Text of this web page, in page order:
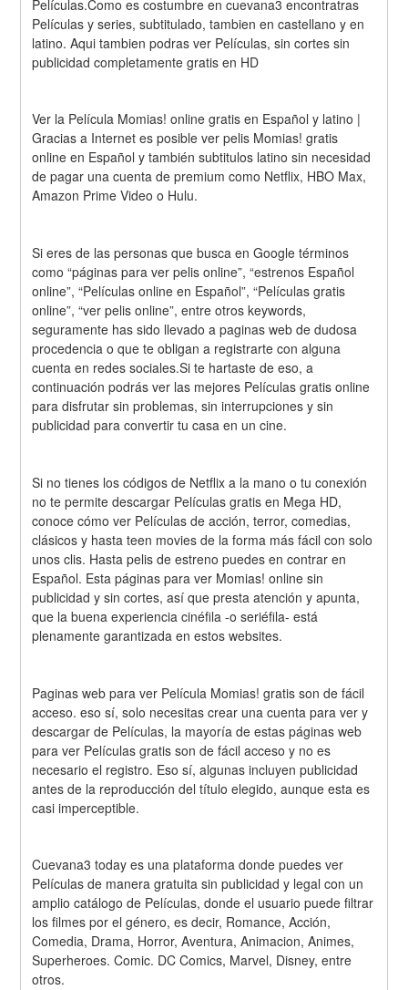
Películas.Como es costumbre en cuevana3 encontratras
Películas y series, subtitulado, tambien en castellano y en
latino. Aqui tambien podras ver Películas, sin cortes sin
publicidad completamente gratis en HD
Ver la Película Momias! online gratis en Español y latino |
Gracias a Internet es posible ver pelis Momias! gratis
online en Español y también subtitulos latino sin necesidad
de pagar una cuenta de premium como Netflix, HBO Max,
Amazon Prime Video o Hulu.
Si eres de las personas que busca en Google términos
como “páginas para ver pelis online”, “estrenos Español
online”, “Películas online en Español”, “Películas gratis
online”, “ver pelis online”, entre otros keywords,
seguramente has sido llevado a paginas web de dudosa
procedencia o que te obligan a registrarte con alguna
cuenta en redes sociales.Si te hartaste de eso, a
continuación podrás ver las mejores Películas gratis online
para disfrutar sin problemas, sin interrupciones y sin
publicidad para convertir tu casa en un cine.
Si no tienes los códigos de Netflix a la mano o tu conexión
no te permite descargar Películas gratis en Mega HD,
conoce cómo ver Películas de acción, terror, comedias,
clásicos y hasta teen movies de la forma más fácil con solo
unos clis. Hasta pelis de estreno puedes en contrar en
Español. Esta páginas para ver Momias! online sin
publicidad y sin cortes, así que presta atención y apunta,
que la buena experiencia cinéfila -o seriéfila- está
plenamente garantizada en estos websites.
Paginas web para ver Película Momias! gratis son de fácil
acceso. eso sí, solo necesitas crear una cuenta para ver y
descargar de Películas, la mayoría de estas páginas web
para ver Películas gratis son de fácil acceso y no es
necesario el registro. Eso sí, algunas incluyen publicidad
antes de la reproducción del título elegido, aunque esta es
casi imperceptible.
Cuevana3 today es una plataforma donde puedes ver
Películas de manera gratuita sin publicidad y legal con un
amplio catálogo de Películas, donde el usuario puede filtrar
los filmes por el género, es decir, Romance, Acción,
Comedia, Drama, Horror, Aventura, Animacion, Animes,
Superheroes. Comic. DC Comics, Marvel, Disney, entre
otros.